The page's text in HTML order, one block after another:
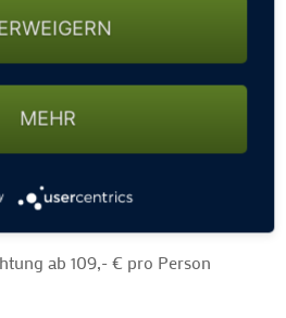
Drei Quellen
in Echtzeit
auf allen Partnerplätzen
Aufenthalt von 3 Nächten
Wahl im Golfparadies Bad
ab 109,- € pro Person
MEHR